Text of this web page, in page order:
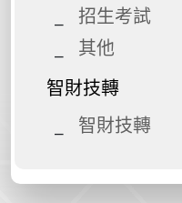
招生考試
其他
智財技轉
智財技轉